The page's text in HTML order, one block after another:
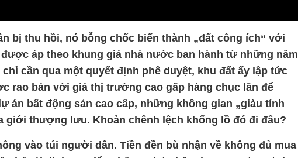
bị thu hồi, nó bỗng chốc biến thành „đất công ích“ với
áp theo khung giá nhà nước ban hành từ những năm
cần qua một quyết định phê duyệt, khu đất ấy lập tức
rao bán với giá thị trường cao gấp hàng chục lần để
án bất động sản cao cấp, những không gian „giàu tính
giới thượng lưu. Khoản chênh lệch khổng lồ đó đi đâu?
vào túi người dân. Tiền đền bù nhận về không đủ mua